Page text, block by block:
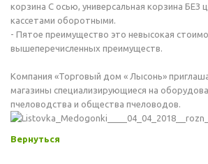
корзина С осью, универсальная корзина БЕЗ
кассетами оборотными.
- Пятое преимущество это невысокая
вышеперечисленных преимуществ.
Компания «Торговый дом « Лысонь»
магазины специализирующиеся на
пчеловодства и общества пчеловодов.
Вернуться